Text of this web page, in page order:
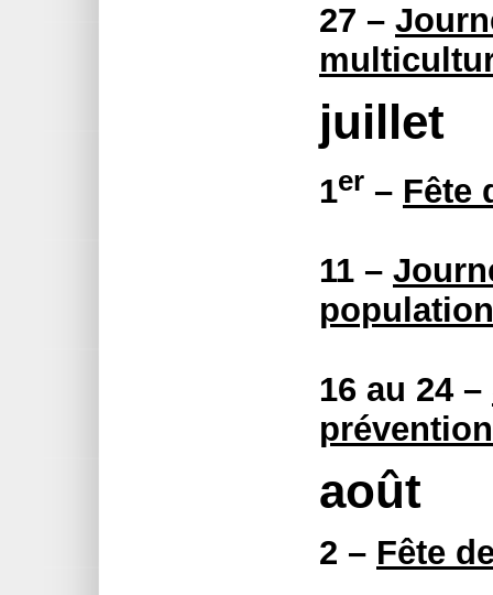
27 –
juillet
1er – Fête
11 –
population
16 au 24 –
août
2 – Fête